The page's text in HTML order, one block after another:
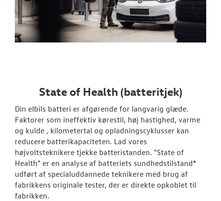
State of Health (batteritjek)
Din elbils batteri er afgørende for langvarig glæde.
Faktorer som ineffektiv kørestil, høj hastighed, varme
og kulde , kilometertal og opladningscyklusser kan
reducere batterikapaciteten. Lad vores
højvoltsteknikere tjekke batteristanden. "State of
Health" er en analyse af batteriets sundhedstilstand*
udført af specialuddannede teknikere med brug af
fabrikkens originale tester, der er direkte opkoblet til
fabrikken.